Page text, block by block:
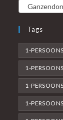
Tags
1-
1-
1-
1-